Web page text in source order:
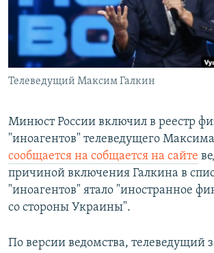
ПОБЕДИТЕЛЕЙ НЕ СУДЯТ?
КРЫМ.НЕПОКОРЕННЫЙ
ELIFBE
УКРАИНСКАЯ ПРОБЛЕМА КРЫМА
ПРИСОЕДИНЯЙТЕСЬ!
Телеведущий Максим Галкин
Минюст России включил в реестр
"иноагентов" телеведущего
сообщается на собщается на сайте
причиной включения Галкина в
"иноагентов" ятало "иностранное
со стороны Украины".
По версии ведомства, телеведущий